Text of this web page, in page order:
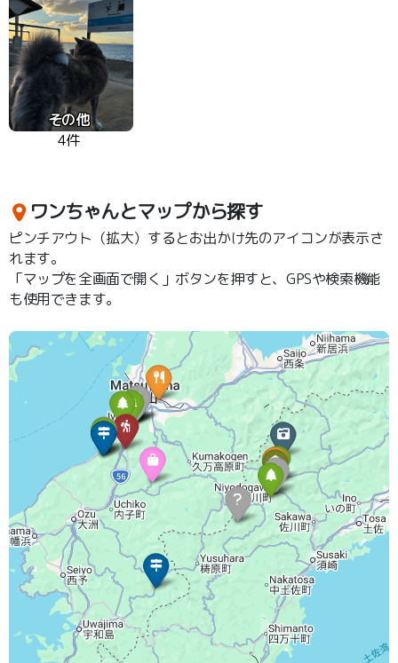
その他
4件
ワンちゃんとマップから探す
ピンチアウト（拡大）するとお出かけ先のアイコンが表示さ
れます。
「マップを全画面で開く」ボタンを押すと、GPSや検索機能
も使用できます。